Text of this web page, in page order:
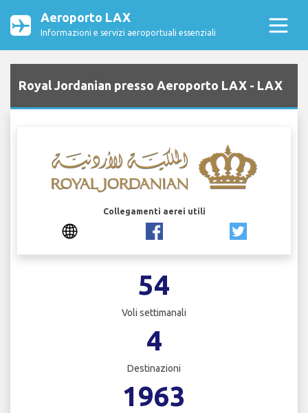
Aeroporto LAX
Informazioni e servizi aeroportuali essenziali
Royal Jordanian presso Aeroporto LAX - LAX
Collegamenti aerei utili
54
Voli settimanali
4
Destinazioni
1963